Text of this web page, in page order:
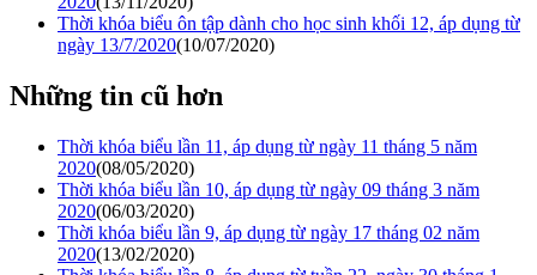
Thời khóa biểu ôn tập dành cho học sinh khối 12, áp dụng từ
ngày 13/7/2020(10/07/2020)
Những tin cũ hơn
Thời khóa biểu lần 11, áp dụng từ ngày 11 tháng 5 năm
2020(08/05/2020)
Thời khóa biểu lần 10, áp dụng từ ngày 09 tháng 3 năm
2020(06/03/2020)
Thời khóa biểu lần 9, áp dụng từ ngày 17 tháng 02 năm
2020(13/02/2020)